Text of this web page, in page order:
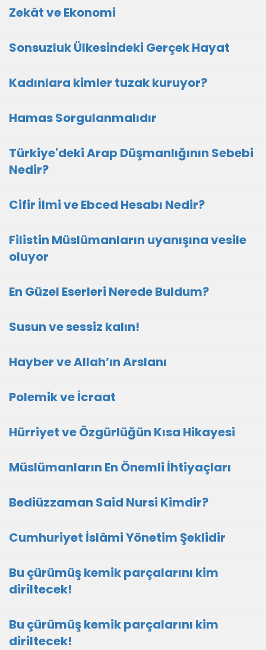
Zekât ve Ekonomi
Sonsuzluk Ülkesindeki Gerçek Hayat
Kadınlara kimler tuzak kuruyor?
Hamas Sorgulanmalıdır
Türkiye'deki Arap Düşmanlığının Sebebi
Nedir?
Cifir İlmi ve Ebced Hesabı Nedir?
Filistin Müslümanların uyanışına vesile
oluyor
En Güzel Eserleri Nerede Buldum?
Susun ve sessiz kalın!
Hayber ve Allah’ın Arslanı
Polemik ve İcraat
Hürriyet ve Özgürlüğün Kısa Hikayesi
Müslümanların En Önemli İhtiyaçları
Bediüzzaman Said Nursi Kimdir?
Cumhuriyet İslâmi Yönetim Şeklidir
Bu çürümüş kemik parçalarını kim
diriltecek!
Bu çürümüş kemik parçalarını kim
diriltecek!